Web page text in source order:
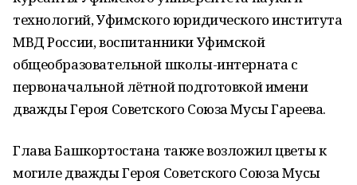
технологий, Уфимского юридического института
МВД России, воспитанники Уфимской
общеобразовательной школы-интерната с
первоначальной лётной подготовкой имени
дважды Героя Советского Союза Мусы Гареева.
Глава Башкортостана также возложил цветы к
могиле дважды Героя Советского Союза Мусы